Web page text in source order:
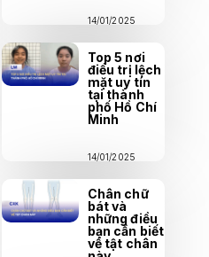
14/01/2025
Top 5 nơi
điều trị lệch
mặt uy tín
tại thành
phố Hồ Chí
Minh
14/01/2025
Chân chữ
bát và
những điều
bạn cần biết
về tật chân